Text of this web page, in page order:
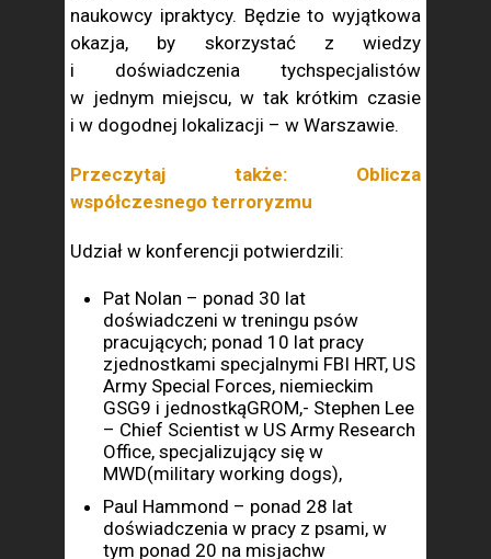
naukowcy ipraktycy. Będzie to wyjątkowa
okazja, by skorzystać z wiedzy
i doświadczenia tychspecjalistów
w jednym miejscu, w tak krótkim czasie
i w dogodnej lokalizacji – w Warszawie.
Przeczytaj także: Oblicza
współczesnego terroryzmu
Udział w konferencji potwierdzili:
Pat Nolan – ponad 30 lat
doświadczeni w treningu psów
pracujących; ponad 10 lat pracy
zjednostkami specjalnymi FBI HRT, US
Army Special Forces, niemieckim
GSG9 i jednostkąGROM,- Stephen Lee
– Chief Scientist w US Army Research
Office, specjalizujący się w
MWD(military working dogs),
Paul Hammond – ponad 28 lat
doświadczenia w pracy z psami, w
tym ponad 20 na misjachw